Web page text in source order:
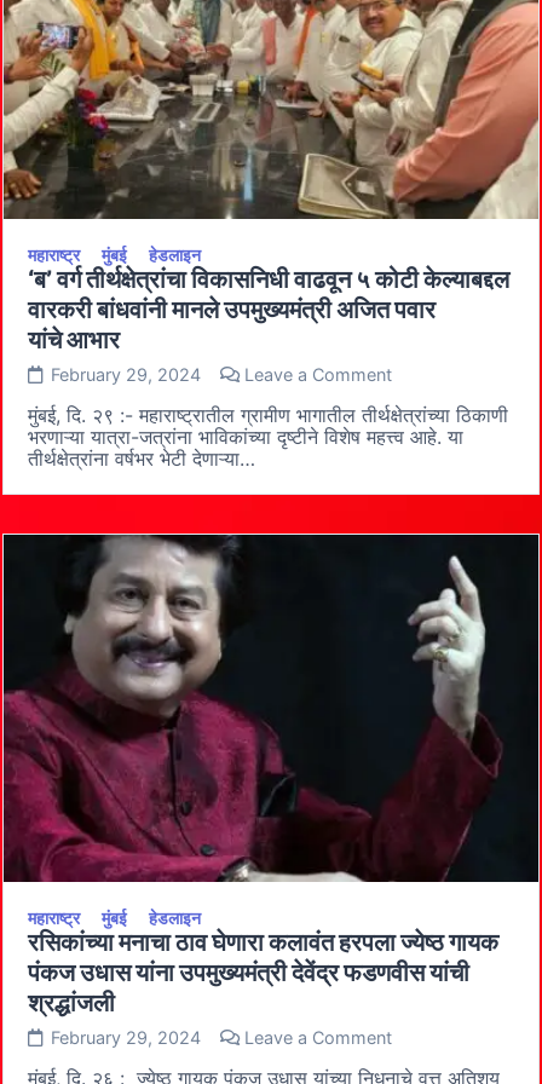
अधिकारी
श्रीकांत देशपांडे
महाराष्ट्र मुंबई हेडलाइन
‘ब’ वर्ग तीर्थक्षेत्रांचा विकासनिधी वाढवून ५ कोटी केल्याबद्दल
वारकरी बांधवांनी मानले उपमुख्यमंत्री अजित पवार
यांचे आभार
February 29, 2024 Leave a Commenton
वर्ग
तीर्थक्षेत्रांचा
विकासनिधी
५
उपमुख्यमंत्री
अजित
पवार
यांचे आभार
मुंबई, दि. २९ :- महाराष्ट्रातील ग्रामीण भागातील तीर्थक्षेत्रांच्या ठिकाणी
भरणाऱ्या यात्रा-जत्रांना भाविकांच्या दृष्टीने विशेष महत्त्व आहे. या
तीर्थक्षेत्रांना वर्षभर भेटी देणाऱ्या…
महाराष्ट्र मुंबई हेडलाइन
रसिकांच्या मनाचा ठाव घेणारा कलावंत हरपला ज्येष्ठ गायक
पंकज उधास यांना उपमुख्यमंत्री देवेंद्र फडणवीस यांची
श्रद्धांजली
February 29, 2024 Leave a Commenton
मनाचा
मुंबई, दि. २६ : ज्येष्ठ गायक पंकज उधास यांच्या निधनाचे वृत्त अतिशय